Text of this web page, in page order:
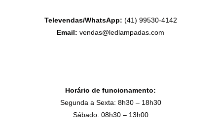
Televendas/WhatsApp: (41) 99530-4142
Email: vendas@ledlampadas.com
Horário de funcionamento:
Segunda a Sexta: 8h30 – 18h30
Sábado: 08h30 – 13h00